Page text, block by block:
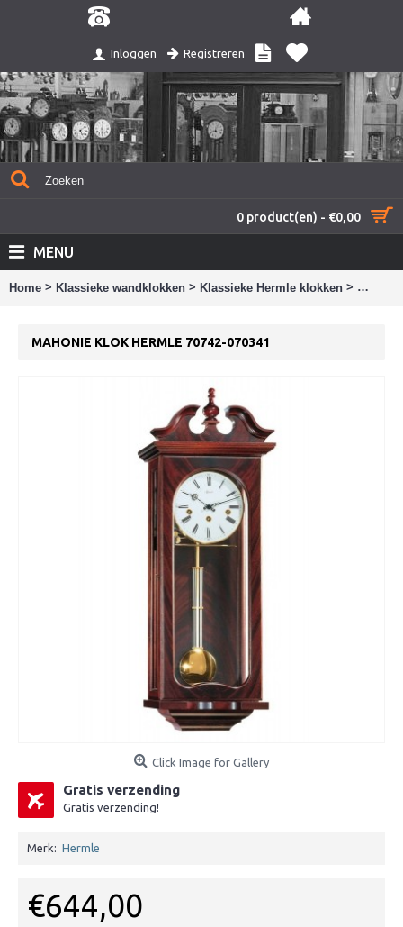
Inloggen Registreren
0 product(en) - €0,00
MENU
Home > Klassieke wandklokken > Klassieke Hermle klokken >
MAHONIE KLOK HERMLE 70742-070341
Click Image for Gallery
Gratis verzending
Gratis verzending!
Merk: Hermle
€644,00